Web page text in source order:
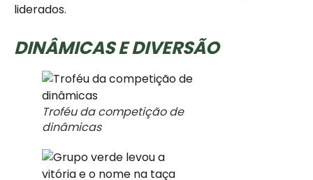
liderados.
DINÂMICAS E DIVERSÃO
Troféu da competição de
dinâmicas